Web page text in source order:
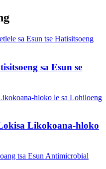
sa Esun se
Likokoana-hloko